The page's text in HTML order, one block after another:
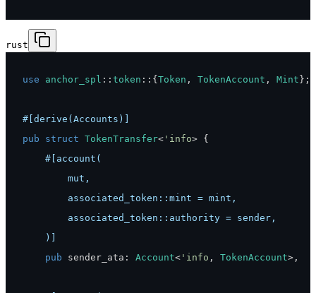
rust
use anchor_spl :: token :: { Token , TokenAccount , Mint } ;
#[derive(Accounts)]
pub
struct TokenTransfer< 'info> {
    )]
pub sender_ata : Account< 'info , TokenAccount> ,